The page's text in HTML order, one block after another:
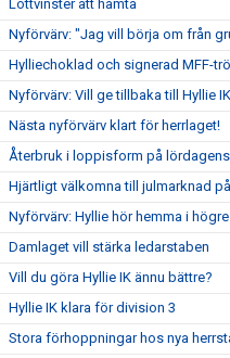
Lottvinster att hämta
Nyförvärv: "Jag vill börja om från
Hylliechoklad och signerad MFF-
Nyförvärv: Vill ge tillbaka till Hyllie IK
Nästa nyförvärv klart för herrlaget!
Återbruk i loppisform på
Hjärtligt välkomna till julmarknad
Nyförvärv: Hyllie hör hemma i
Damlaget vill stärka ledarstaben
Vill du göra Hyllie IK ännu bättre?
Hyllie IK klara för division 3
Stora förhoppningar hos nya